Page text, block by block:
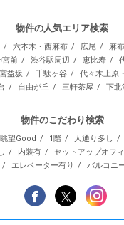
物件の人気エリア検索
六本木・西麻布 広尾 麻
宮前 渋谷駅周辺 恵比寿
宮益坂 千駄ヶ谷 代々木上原
自由が丘 三軒茶屋 下北
物件のこだわり検索
眺望Good 1階 人通り多し
内装有 セットアップオフ
エレベーター有り バルコニ